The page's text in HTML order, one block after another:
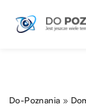
Do-Poznania »